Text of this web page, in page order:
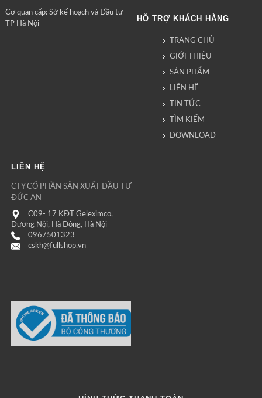
Cơ quan cấp: Sở kế hoạch và Đầu tư
TP Hà Nội
HỖ TRỢ KHÁCH HÀNG
TRANG CHỦ
GIỚI THIỆU
SẢN PHẨM
LIÊN HỆ
TIN TỨC
TÌM KIẾM
DOWNLOAD
LIÊN HỆ
CTY CỔ PHẦN SẢN XUẤT ĐẦU TƯ
ĐỨC AN
C09- 17 KĐT Geleximco,
Dương Nội, Hà Đông, Hà Nội
0967501323
cskh@fullshop.vn